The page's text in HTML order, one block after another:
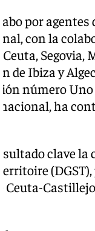
por
con la
Segovia,
de Ibiza y
número
ha
clave
Ceuta-